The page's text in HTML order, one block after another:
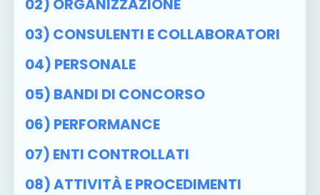
02) ORGANIZZAZIONE
03) CONSULENTI E COLLABORATORI
04) PERSONALE
05) BANDI DI CONCORSO
06) PERFORMANCE
07) ENTI CONTROLLATI
08) ATTIVITÀ E PROCEDIMENTI